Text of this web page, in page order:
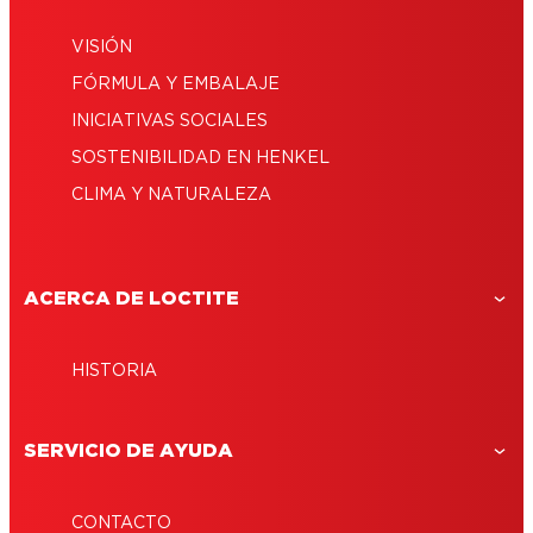
VISIÓN
FÓRMULA Y EMBALAJE
INICIATIVAS SOCIALES
SOSTENIBILIDAD EN HENKEL
CLIMA Y NATURALEZA
ACERCA DE LOCTITE
HISTORIA
SERVICIO DE AYUDA
CONTACTO